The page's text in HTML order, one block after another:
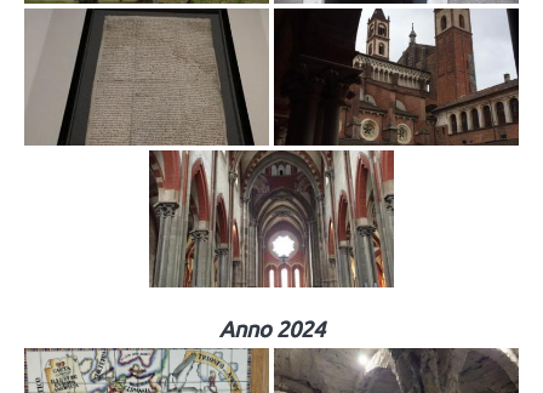
Anno 2024